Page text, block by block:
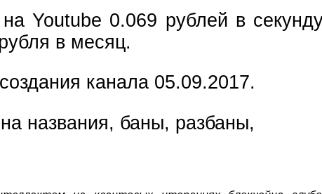
Youtube 0.069 рублей в
в месяц.
канала 05.09.2017.
названия, баны, разбаны,